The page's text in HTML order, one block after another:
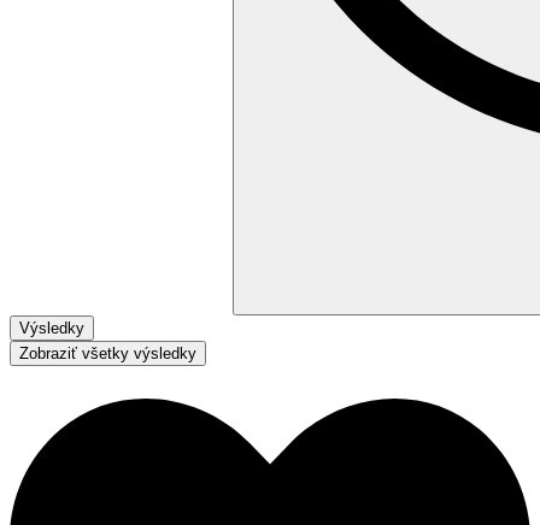
Výsledky
Zobraziť všetky výsledky